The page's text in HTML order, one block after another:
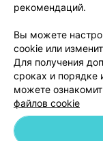
© 2026 ООО «Артокс
рекомендаций.
Вы можете
cookie или
Для получения
сроках и порядке
можете
файлов cookie